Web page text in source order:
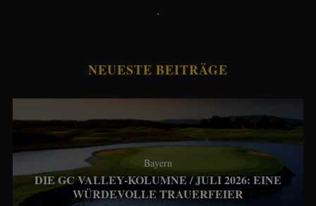
.
NEUESTE BEITRÄGE
Bayern
DIE GC VALLEY-KOLUMNE / JULI 2026: EINE
WÜRDEVOLLE TRAUERFEIER